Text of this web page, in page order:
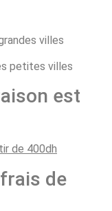
villes
petites villes
est
de 400dh
de